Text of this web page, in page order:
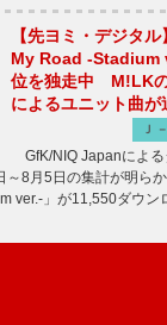
【先ヨミ・デジタ
My Road -Stadium
位を独走中 M!LK
によるユニット曲が
Ｊ
GfK/NIQ Japanによ
8月5日の集計が明ら
ver.-」が11,550ダウン